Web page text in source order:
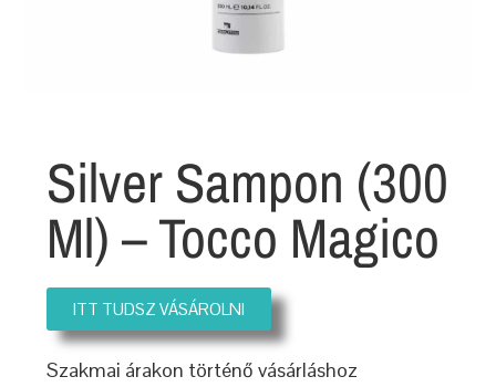
Silver Sampon (300
Ml) – Tocco Magico
ITT TUDSZ VÁSÁROLNI
Szakmai árakon történő vásárláshoz